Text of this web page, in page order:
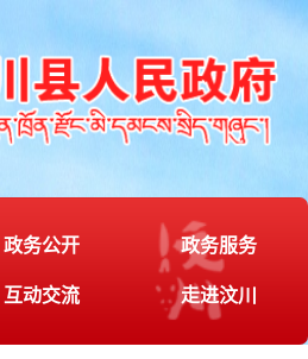
政务公开 政务服务
互动交流 走进汶川